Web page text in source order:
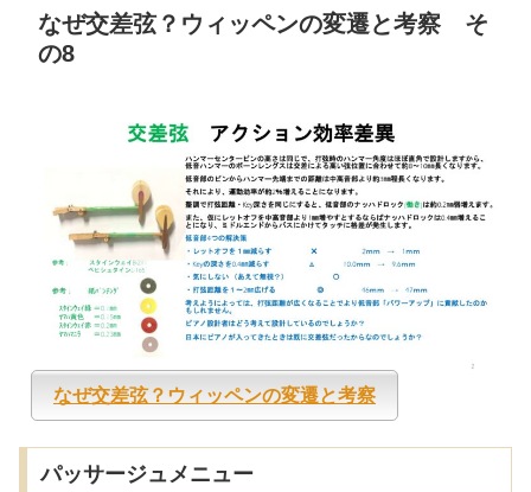
なぜ交差弦？ウィッペンの変遷と考察 そ
の8
なぜ交差弦？ウィッペンの変遷と考察
パッサージュメニュー